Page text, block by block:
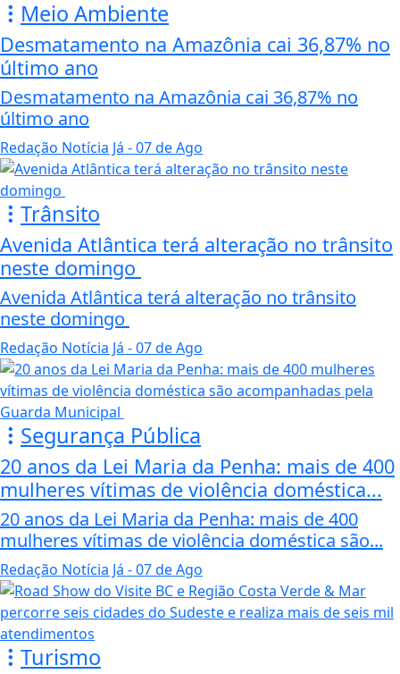
Meio Ambiente
Desmatamento na Amazônia cai 36,87% no
último ano
Desmatamento na Amazônia cai 36,87% no
último ano
Redação Notícia Já - 07 de Ago
Trânsito
Avenida Atlântica terá alteração no trânsito
neste domingo
Avenida Atlântica terá alteração no trânsito
neste domingo
Redação Notícia Já - 07 de Ago
Segurança Pública
20 anos da Lei Maria da Penha: mais de 400
mulheres vítimas de violência doméstica...
20 anos da Lei Maria da Penha: mais de 400
mulheres vítimas de violência doméstica são...
Redação Notícia Já - 07 de Ago
Turismo